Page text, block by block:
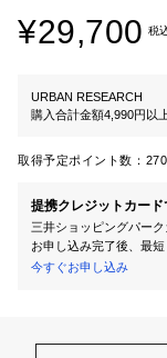
¥29,700 税
URBAN RESEARCH
購入合計金額4,990円以
取得予定ポイント数：
提携クレジットカー
三井ショッピングパー
お申し込み完了後、最短
今すぐお申し込み